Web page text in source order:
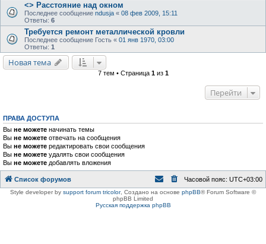
<> Расстояние над окном
Последнее сообщение ndusja « 08 фев 2009, 15:11
Ответы: 6
Требуется ремонт металлической кровли
Последнее сообщение Гость « 01 янв 1970, 03:00
Ответы: 1
Новая тема
7 тем • Страница 1из 1
Перейти
ПРАВА ДОСТУПА
Вы не можете начинать темы
Вы не можете отвечать на сообщения
Вы не можете редактировать свои сообщения
Вы не можете удалять свои сообщения
Вы не можете добавлять вложения
Список форумов Часовой пояс: UTC+03:00
Style developer by support forum tricolor, Создано на основе phpBB® Forum Software ©
phpBB Limited
Русская поддержка phpBB